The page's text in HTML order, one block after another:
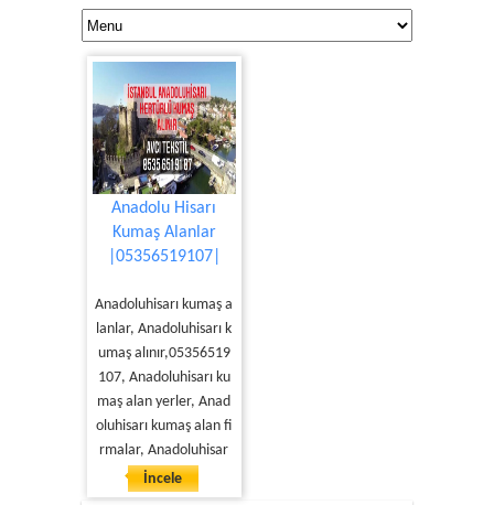
Anadolu Hisarı
Kumaş Alanlar
|05356519107|
Anadoluhisarı kumaş a
lanlar, Anadoluhisarı k
umaş alınır,05356519
107, Anadoluhisarı ku
maş alan yerler, Anad
oluhisarı kumaş alan fi
rmalar, Anadoluhisar
İncele